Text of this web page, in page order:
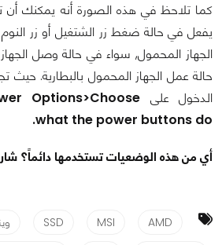
كما تلاحظ في هذه الصورة أنه يمكنك أن
يفعل في حالة ضغط زر الشتغيل أو زر
الجهاز المحمول, سواء في حالة وصل
حالة عمل الجهاز المحمول بالبطارية. حيث
الدخول على Options>Choose
what the power buttons do.
أي من هذه الوضعيات تستخدمها دائماً؟
AMD
MSI
SSD